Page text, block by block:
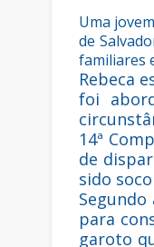
Uma
de
familiares
Rebeca
foi
14ª
de
sido
para
garoto